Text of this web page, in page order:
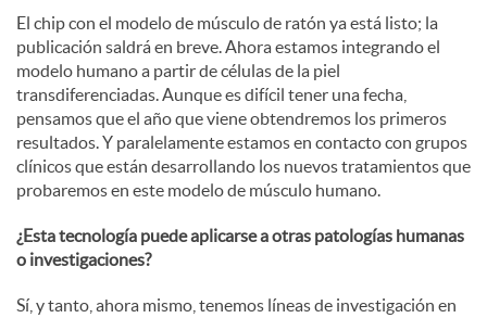
El chip con el modelo de músculo de ratón ya está listo; la
publicación saldrá en breve. Ahora estamos integrando el
modelo humano a partir de células de la piel
transdiferenciadas. Aunque es difícil tener una fecha,
pensamos que el año que viene obtendremos los primeros
resultados. Y paralelamente estamos en contacto con grupos
clínicos que están desarrollando los nuevos tratamientos que
probaremos en este modelo de músculo humano.
¿Esta tecnología puede aplicarse a otras patologías humanas
o investigaciones?
Sí, y tanto, ahora mismo, tenemos líneas de investigación en